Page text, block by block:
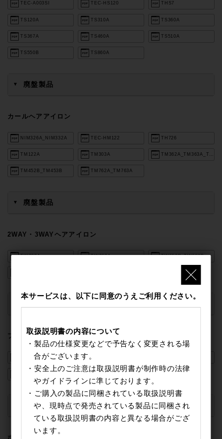
TEC-A003SI TEC-HS120 THS7
TS120A TS310A TS360A
TS367A TS460A TS510A
TS550B TS860A
▼ 廃盤製品
カールヘアアイロン
NIM326A_NIM332A TEC-HM122 TH726
TM122A TM303A
TM452B_TM453B TM762A_TM763A
▼ 廃盤製品
2WAY・3WAYヘアアイロン
TW303A TW363A TW552B_TW553B
ブラシヘアアイロン
IBC100 TB460A
廃盤製品
ホットカーラー
本サービスは、以下に同意のうえご利用ください。
取扱説明書の内容について
・製品の仕様変更などで予告なく変更される場
合がございます。
・安全上のご注意は取扱説明書が制作時の法律
やガイドラインに準じております。
・ご購入の製品に同梱されている取扱説明書
や、現時点で発売されている製品に同梱され
ている取扱説明書の内容と異なる場合がござ
います。